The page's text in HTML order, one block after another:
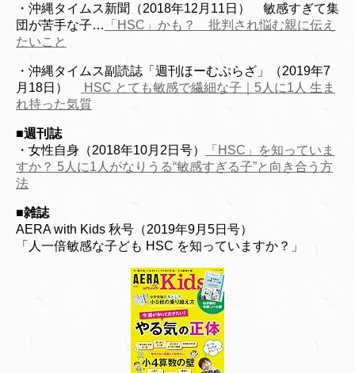
・沖縄タイムス新聞（2018年12月11日） 敏感すぎて集
団が苦手な子…
「HSC」かも？ 批判され悩む親に伝え
たいこと
・沖縄タイムス副読誌「週刊ほーむぷらざ」（2019年7
月18日）
HSC とても敏感で繊細な子｜5人に1人 生ま
れ持った気質
■週刊誌
・女性自身（2018年10月2日号）
「HSC」を知っていま
すか？ 5人に1人がなりうる“敏感すぎる子”と向き合う方
法
■雑誌
AERA with Kids 秋号（2019年9月5日号）
「人一倍敏感な子ども HSC を知っていますか？」